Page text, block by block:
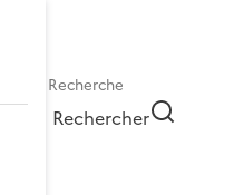
Rechercher